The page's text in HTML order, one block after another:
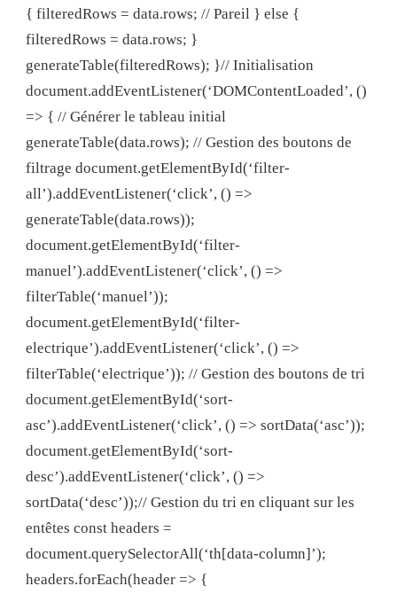
{ filteredRows = data.rows; // Pareil } else {
filteredRows = data.rows; }
generateTable(filteredRows); }// Initialisation
document.addEventListener(‘DOMContentLoaded’, ()
=> { // Générer le tableau initial
generateTable(data.rows); // Gestion des boutons de
filtrage document.getElementById(‘filter-
all’).addEventListener(‘click’, () =>
generateTable(data.rows));
document.getElementById(‘filter-
manuel’).addEventListener(‘click’, () =>
filterTable(‘manuel’));
document.getElementById(‘filter-
electrique’).addEventListener(‘click’, () =>
filterTable(‘electrique’)); // Gestion des boutons de tri
document.getElementById(‘sort-
asc’).addEventListener(‘click’, () => sortData(‘asc’));
document.getElementById(‘sort-
desc’).addEventListener(‘click’, () =>
sortData(‘desc’));// Gestion du tri en cliquant sur les
entêtes const headers =
document.querySelectorAll(‘th[data-column]’);
headers.forEach(header => {